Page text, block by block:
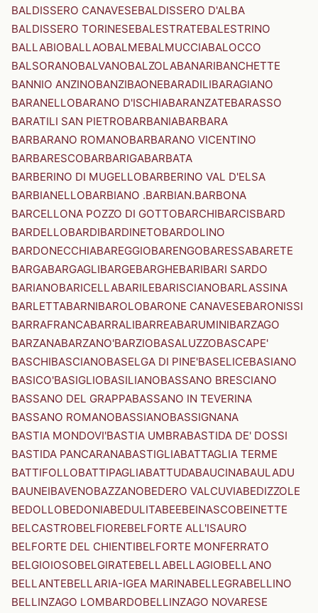
BALDISSERO CANAVESEBALDISSERO D'ALBA
BALDISSERO TORINESEBALESTRATEBALESTRINO
BALLABIOBALLAOBALMEBALMUCCIABALOCCO
BALSORANOBALVANOBALZOLABANARIBANCHETTE
BANNIO ANZINOBANZIBAONEBARADILIBARAGIANO
BARANELLOBARANO D'ISCHIABARANZATEBARASSO
BARATILI SAN PIETROBARBANIABARBARA
BARBARANO ROMANOBARBARANO VICENTINO
BARBARESCOBARBARIGABARBATA
BARBERINO DI MUGELLOBARBERINO VAL D'ELSA
BARBIANELLOBARBIANO .BARBIAN.BARBONA
BARCELLONA POZZO DI GOTTOBARCHIBARCISBARD
BARDELLOBARDIBARDINETOBARDOLINO
BARDONECCHIABAREGGIOBARENGOBARESSABARETE
BARGABARGAGLIBARGEBARGHEBARIBARI SARDO
BARIANOBARICELLABARILEBARISCIANOBARLASSINA
BARLETTABARNIBAROLOBARONE CANAVESEBARONISSI
BARRAFRANCABARRALIBARREABARUMINIBARZAGO
BARZANABARZANO'BARZIOBASALUZZOBASCAPE'
BASCHIBASCIANOBASELGA DI PINE'BASELICEBASIANO
BASICO'BASIGLIOBASILIANOBASSANO BRESCIANO
BASSANO DEL GRAPPABASSANO IN TEVERINA
BASSANO ROMANOBASSIANOBASSIGNANA
BASTIA MONDOVI'BASTIA UMBRABASTIDA DE' DOSSI
BASTIDA PANCARANABASTIGLIABATTAGLIA TERME
BATTIFOLLOBATTIPAGLIABATTUDABAUCINABAULADU
BAUNEIBAVENOBAZZANOBEDERO VALCUVIABEDIZZOLE
BEDOLLOBEDONIABEDULITABEEBEINASCOBEINETTE
BELCASTROBELFIOREBELFORTE ALL'ISAURO
BELFORTE DEL CHIENTIBELFORTE MONFERRATO
BELGIOIOSOBELGIRATEBELLABELLAGIOBELLANO
BELLANTEBELLARIA-IGEA MARINABELLEGRABELLINO
BELLINZAGO LOMBARDOBELLINZAGO NOVARESE